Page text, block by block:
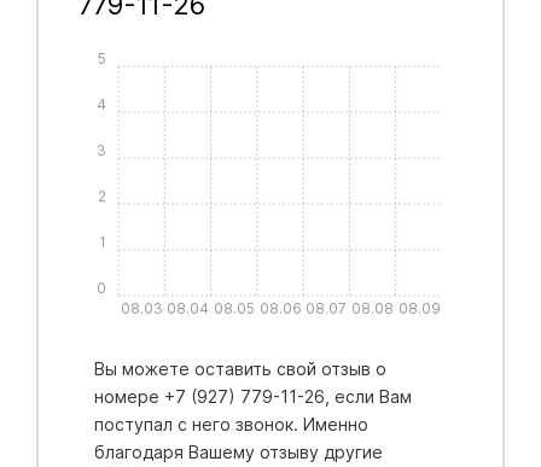
08.03 08.04 08.05 08.06 08.07 08.08 08.09
0
1
2
3
4
5
Вы можете оставить свой отзыв о
номере +7 (927) 779-11-26, если Вам
поступал с него звонок. Именно
благодаря Вашему отзыву другие